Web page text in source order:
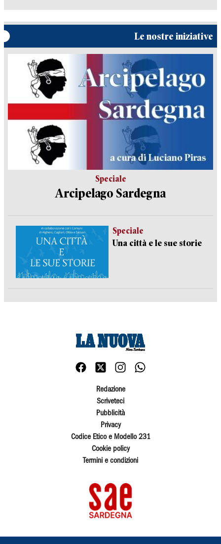
Le nostre iniziative
Speciale
Arcipelago Sardegna
Speciale
Una città e le sue storie
Redazione
Scriveteci
Pubblicità
Privacy
Codice Etico e Modello 231
Cookie policy
Termini e condizioni